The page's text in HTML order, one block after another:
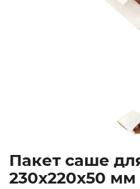
Пакет саше
230х220х50 мм